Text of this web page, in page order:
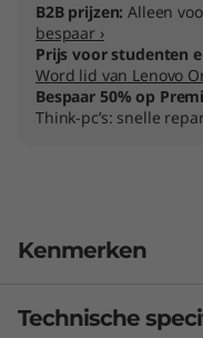
B2B prijzen:Alleen
bespaar ›
Prijs voor studenten
Word lid van Lenovo
Bespaar 50% op
Think-pc’s: snelle
Kenmerken
Technische